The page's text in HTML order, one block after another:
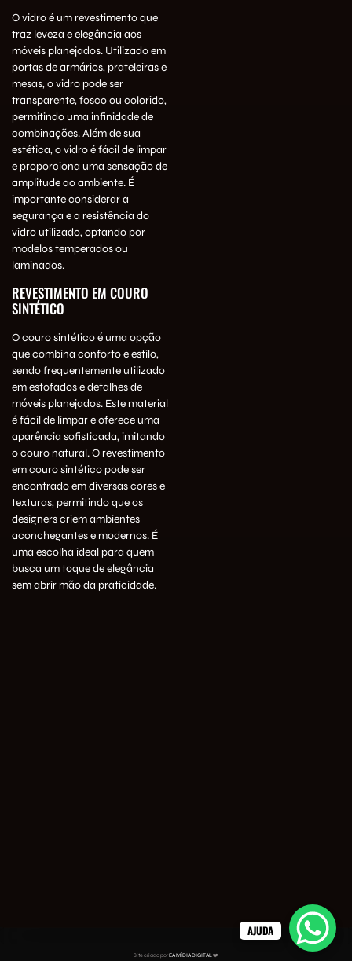
O vidro é um revestimento que
traz leveza e elegância aos
móveis planejados. Utilizado em
portas de armários, prateleiras e
mesas, o vidro pode ser
transparente, fosco ou colorido,
permitindo uma infinidade de
combinações. Além de sua
estética, o vidro é fácil de limpar
e proporciona uma sensação de
amplitude ao ambiente. É
importante considerar a
segurança e a resistência do
vidro utilizado, optando por
modelos temperados ou
laminados.
REVESTIMENTO EM COURO
SINTÉTICO
O couro sintético é uma opção
que combina conforto e estilo,
sendo frequentemente utilizado
em estofados e detalhes de
móveis planejados. Este material
é fácil de limpar e oferece uma
aparência sofisticada, imitando
o couro natural. O revestimento
em couro sintético pode ser
encontrado em diversas cores e
texturas, permitindo que os
designers criem ambientes
aconchegantes e modernos. É
uma escolha ideal para quem
busca um toque de elegância
sem abrir mão da praticidade.
Site criado porEA MÍDIA DIGITAL❤️
AJUDA